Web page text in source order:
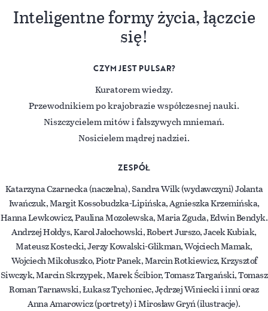
Inteligentne formy życia, łączcie
się!
CZYM JEST PULSAR?
Kuratorem wiedzy.
Przewodnikiem po krajobrazie współczesnej nauki.
Niszczycielem mitów i fałszywych mniemań.
Nosicielem mądrej nadziei.
ZESPÓŁ
Katarzyna Czarnecka (naczelna), Sandra Wilk (wydawczyni) Jolanta
Iwańczuk, Margit Kossobudzka-Lipińska, Agnieszka Krzemińska,
Hanna Lewkowicz, Paulina Mozolewska, Maria Zguda, Edwin Bendyk.
Andrzej Hołdys, Karol Jałochowski, Robert Jurszo, Jacek Kubiak,
Mateusz Kostecki, Jerzy Kowalski-Glikman, Wojciech Mamak,
Wojciech Mikołuszko, Piotr Panek, Marcin Rotkiewicz, Krzysztof
Siwczyk, Marcin Skrzypek, Marek Ścibior, Tomasz Targański, Tomasz
Roman Tarnawski, Łukasz Tychoniec, Jędrzej Winiecki i inni oraz
Anna Amarowicz (portrety) i Mirosław Gryń (ilustracje).